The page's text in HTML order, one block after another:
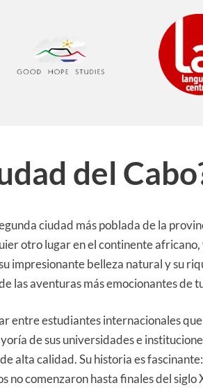
del
ciudad más poblada de la
otro lugar en el continente africano,
impresionante belleza natural y su
las aventuras más emocionantes de
entre estudiantes internacionales
de sus universidades e
alta calidad. Su historia es
comenzaron hasta finales del siglo